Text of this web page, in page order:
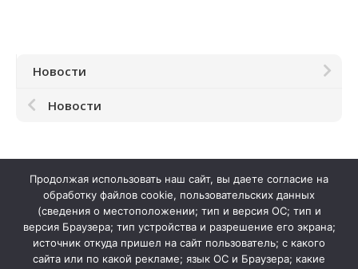
Новости
Новости
Продолжая использовать наш сайт, вы даете согласие на
обработку файлов cookie, пользовательских данных
(сведения о местоположении; тип и версия ОС; тип и
версия Браузера; тип устройства и разрешение его экрана;
источник откуда пришел на сайт пользователь; с какого
сайта или по какой рекламе; язык ОС и Браузера; какие